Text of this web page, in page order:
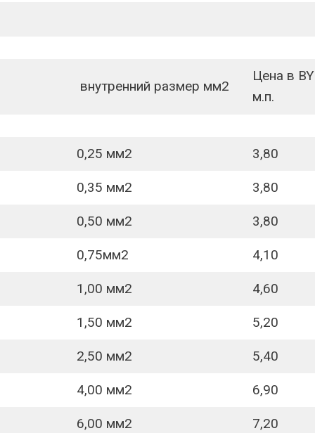
внутренний размер мм2
Цена в
м.п.
0,25 мм2 3,80
0,35 мм2 3,80
0,50 мм2 3,80
0,75мм2 4,10
1,00 мм2 4,60
1,50 мм2 5,20
2,50 мм2 5,40
4,00 мм2 6,90
6,00 мм2 7,20